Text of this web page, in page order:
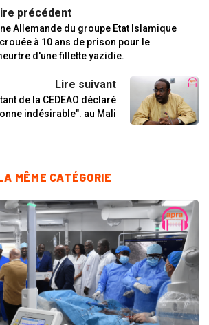
précédent
Allemande du groupe Etat Islamique
à 10 ans de prison pour le
d'une fillette yazidie.
Lire suivant
de la CEDEAO déclaré
indésirable". au Mali
MÊME CATÉGORIE